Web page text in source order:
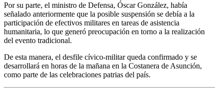
Por su parte, el ministro de Defensa, Óscar González, había
señalado anteriormente que la posible suspensión se debía a la
participación de efectivos militares en tareas de asistencia
humanitaria, lo que generó preocupación en torno a la realización
del evento tradicional.
De esta manera, el desfile cívico-militar queda confirmado y se
desarrollará en horas de la mañana en la Costanera de Asunción,
como parte de las celebraciones patrias del país.